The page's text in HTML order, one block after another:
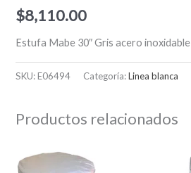
$8,110.00
Estufa Mabe 30″ Gris acero inoxidable
SKU:E06494 Categoría:Linea blanca
Productos relacionados